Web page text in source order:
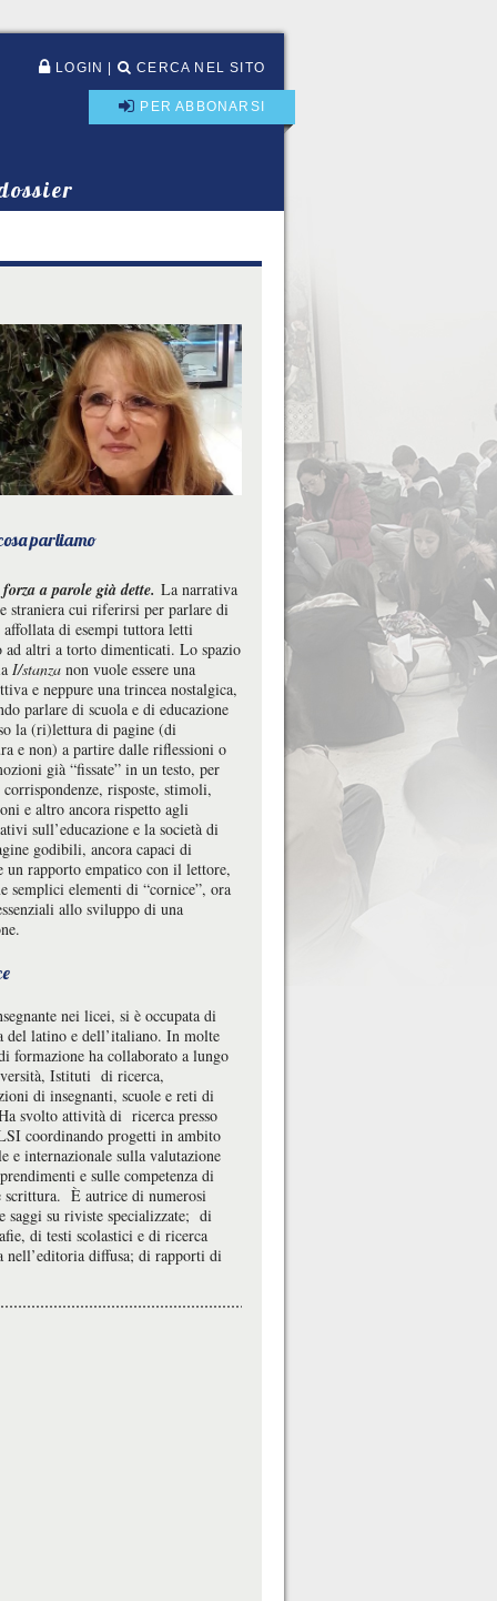
LOGIN CERCA NEL SITO
PER ABBONARSI
parliamo
a parole già dette. La narrativa
straniera cui riferirsi per parlare di
affollata di esempi tuttora letti
altri a torto dimenticati. Lo spazio
I/stanza non vuole essere una
e neppure una trincea nostalgica,
parlare di scuola e di educazione
la (ri)lettura di pagine (di
e non) a partire dalle riflessioni o
già “fissate” in un testo, per
risposte, stimoli,
e altro ancora rispetto agli
sull’educazione e la società di
godibili, ancora capaci di
un rapporto empatico con il lettore,
semplici elementi di “cornice”, ora
allo sviluppo di una
nei licei, si è occupata di
del latino e dell’italiano. In molte
formazione ha collaborato a lungo
Istituti di ricerca,
di insegnanti, scuole e reti di
svolto attività di ricerca presso
coordinando progetti in ambito
e internazionale sulla valutazione
e sulle competenza di
scrittura. È autrice di numerosi
saggi su riviste specializzate; di
di testi scolastici e di ricerca
nell’editoria diffusa; di rapporti di